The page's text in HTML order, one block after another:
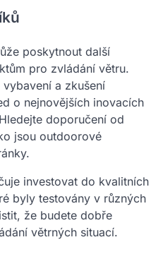
poskytnout další
pro zvládání větru.
a zkušení
o nejnovějších inovacích
doporučení od
jsou outdoorové
investovat do kvalitních
byly testovány v různých
že budete dobře
větrných situací.